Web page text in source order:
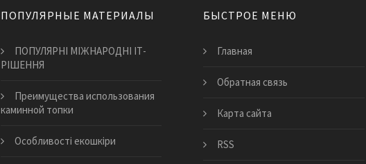
ПОПУЛЯРНЫЕ МАТЕРИАЛЫ
ПОПУЛЯРНІ МІЖНАРОДНІ ІТ-
РІШЕННЯ
​Преимущества использования
каминной топки
Особливості екошкіри
БЫСТРОЕ МЕНЮ
Главная
Обратная связь
Карта сайта
RSS